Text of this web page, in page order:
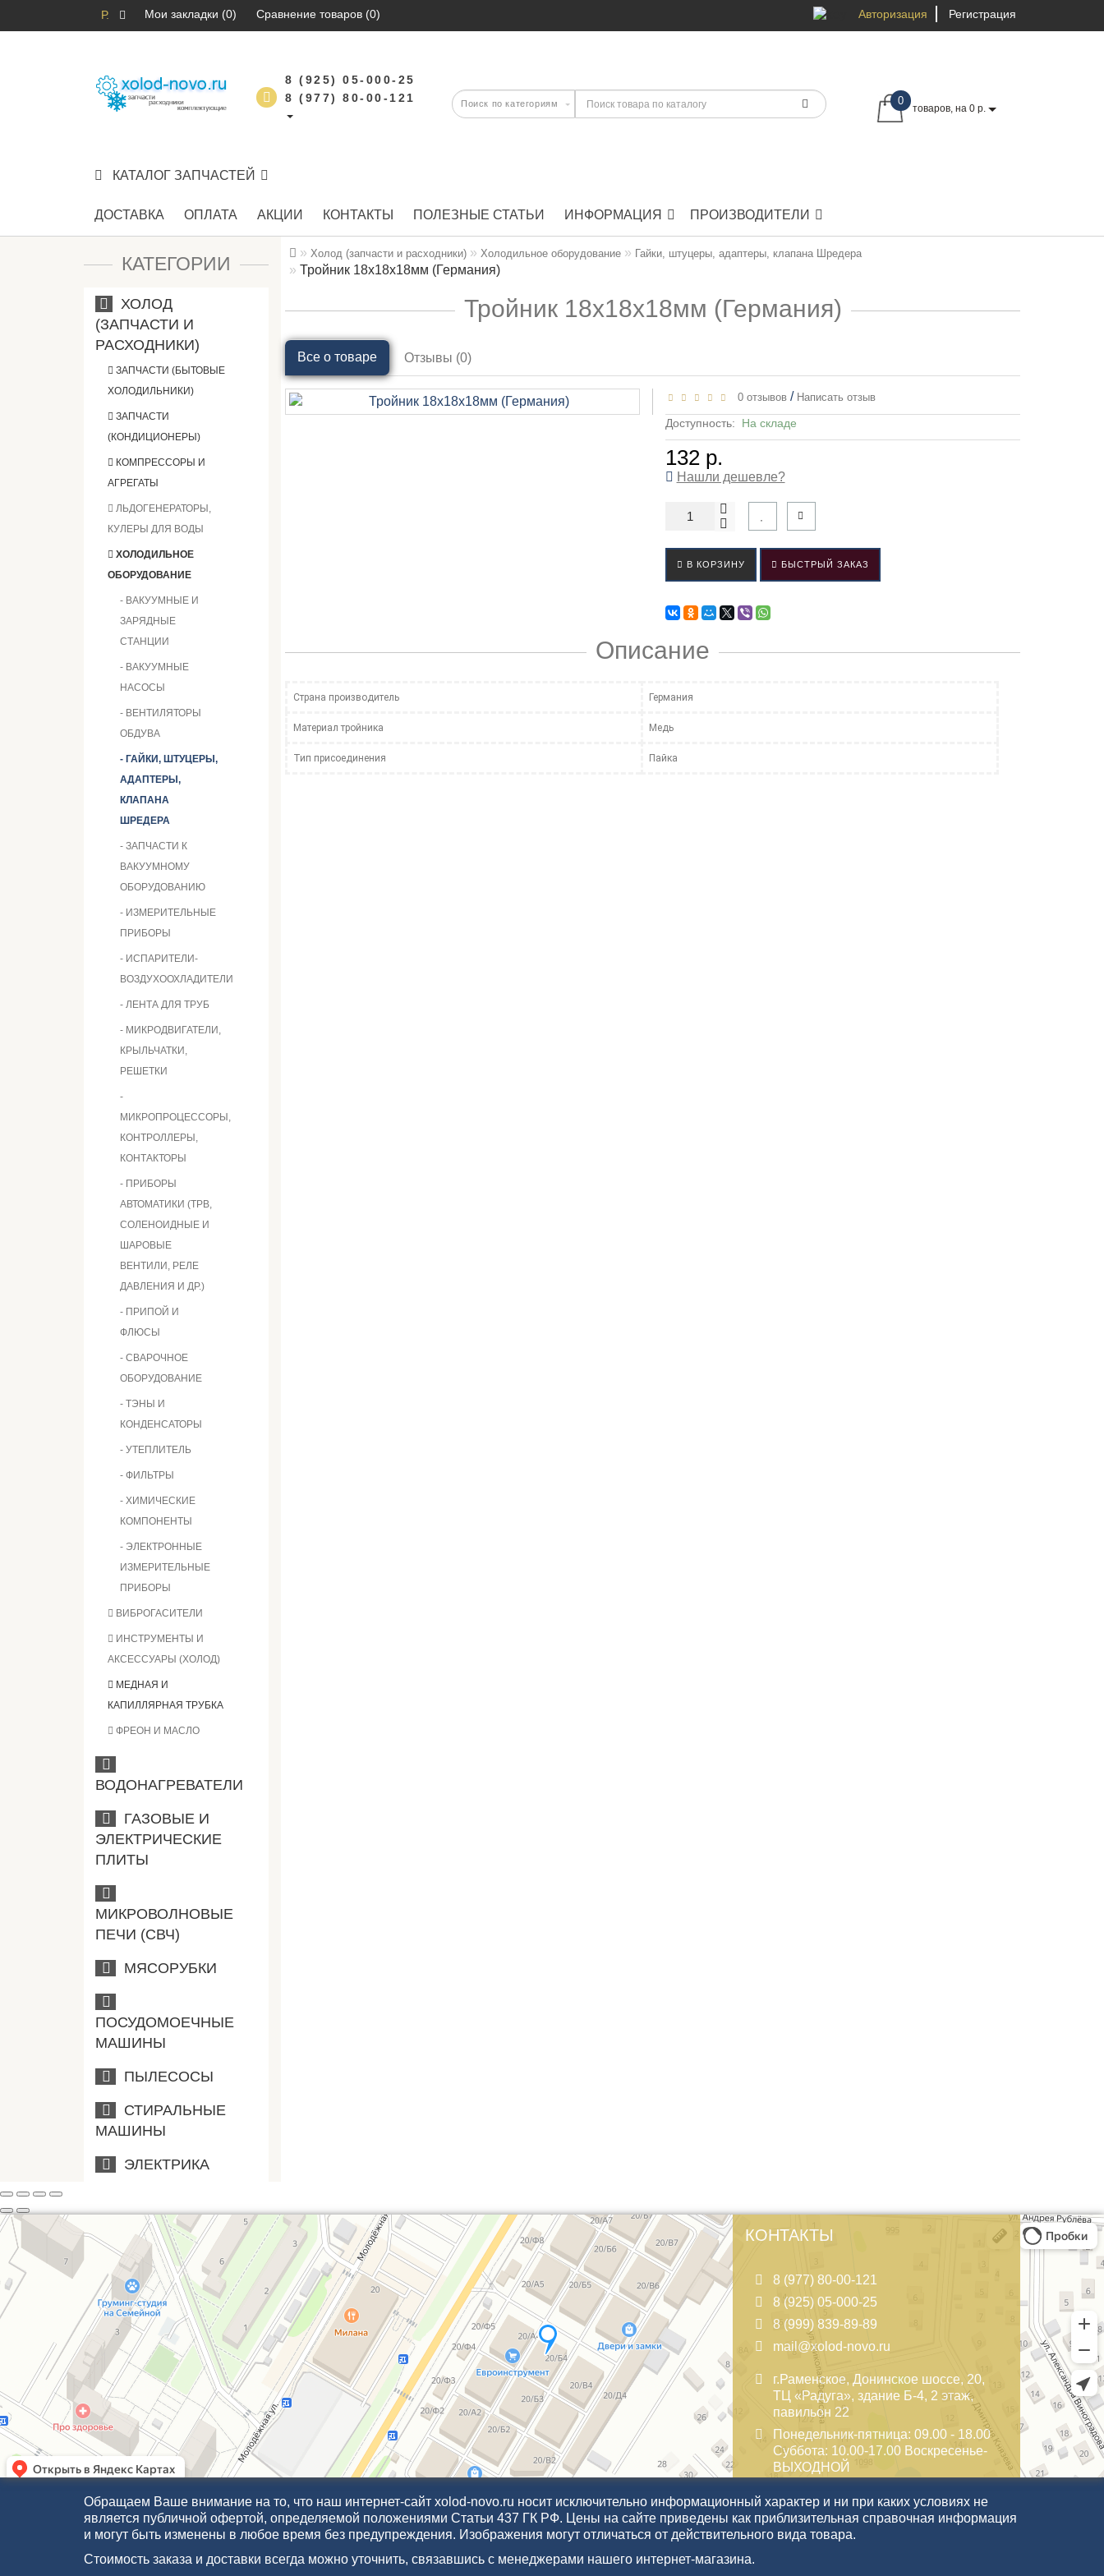
Р. Мои закладки (0) Сравнение товаров (0) Авторизация Регистрация
8 (925) 05-000-25
8 (977) 80-00-121
0
товаров, на 0 р.
КАТАЛОГ ЗАПЧАСТЕЙ
ДОСТАВКА ОПЛАТА АКЦИИ КОНТАКТЫ ПОЛЕЗНЫЕ СТАТЬИ ИНФОРМАЦИЯ ПРОИЗВОДИТЕЛИ
КАТЕГОРИИ
ХОЛОД
(ЗАПЧАСТИ И
РАСХОДНИКИ)
ЗАПЧАСТИ (БЫТОВЫЕ
ХОЛОДИЛЬНИКИ)
ЗАПЧАСТИ
(КОНДИЦИОНЕРЫ)
КОМПРЕССОРЫ И
АГРЕГАТЫ
ЛЬДОГЕНЕРАТОРЫ,
КУЛЕРЫ ДЛЯ ВОДЫ
ХОЛОДИЛЬНОЕ
ОБОРУДОВАНИЕ
- ВАКУУМНЫЕ И
ЗАРЯДНЫЕ
СТАНЦИИ
- ВАКУУМНЫЕ
НАСОСЫ
- ВЕНТИЛЯТОРЫ
ОБДУВА
- ГАЙКИ, ШТУЦЕРЫ,
АДАПТЕРЫ,
КЛАПАНА
ШРЕДЕРА
- ЗАПЧАСТИ К
ВАКУУМНОМУ
ОБОРУДОВАНИЮ
- ИЗМЕРИТЕЛЬНЫЕ
ПРИБОРЫ
- ИСПАРИТЕЛИ-
ВОЗДУХООХЛАДИТЕЛИ
- ЛЕНТА ДЛЯ ТРУБ
- МИКРОДВИГАТЕЛИ,
КРЫЛЬЧАТКИ,
РЕШЕТКИ
-
МИКРОПРОЦЕССОРЫ,
КОНТРОЛЛЕРЫ,
КОНТАКТОРЫ
- ПРИБОРЫ
АВТОМАТИКИ (ТРВ,
СОЛЕНОИДНЫЕ И
ШАРОВЫЕ
ВЕНТИЛИ, РЕЛЕ
ДАВЛЕНИЯ И ДР.)
- ПРИПОЙ И
ФЛЮСЫ
- СВАРОЧНОЕ
ОБОРУДОВАНИЕ
- ТЭНЫ И
КОНДЕНСАТОРЫ
- УТЕПЛИТЕЛЬ
- ФИЛЬТРЫ
- ХИМИЧЕСКИЕ
КОМПОНЕНТЫ
- ЭЛЕКТРОННЫЕ
ИЗМЕРИТЕЛЬНЫЕ
ПРИБОРЫ
ВИБРОГАСИТЕЛИ
ИНСТРУМЕНТЫ И
АКСЕССУАРЫ (ХОЛОД)
МЕДНАЯ И
КАПИЛЛЯРНАЯ ТРУБКА
ФРЕОН И МАСЛО
ВОДОНАГРЕВАТЕЛИ
ГАЗОВЫЕ И
ЭЛЕКТРИЧЕСКИЕ
ПЛИТЫ
МИКРОВОЛНОВЫЕ
ПЕЧИ (СВЧ)
МЯСОРУБКИ
ПОСУДОМОЕЧНЫЕ
МАШИНЫ
ПЫЛЕСОСЫ
СТИРАЛЬНЫЕ
МАШИНЫ
ЭЛЕКТРИКА
Холод (запчасти и расходники) Холодильное оборудование Гайки, штуцеры, адаптеры, клапана Шредера
Тройник 18x18x18мм (Германия)
Тройник 18x18x18мм (Германия)
Все о товаре Отзывы (0)
0 отзывов / Написать отзыв
Доступность: На складе
132 р.
Нашли дешевле?
В КОРЗИНУ БЫСТРЫЙ ЗАКАЗ
Описание
Страна производитель Германия
Материал тройника Медь
Тип присоединения Пайка
КОНТАКТЫ
8 (977) 80-00-121
8 (925) 05-000-25
8 (999) 839-89-89
mail@xolod-novo.ru
г.Раменское, Донинское шоссе, 20,
ТЦ «Радуга», здание Б-4, 2 этаж,
павильон 22
Понедельник-пятница: 09.00 - 18.00
Суббота: 10.00-17.00 Воскресенье-
ВЫХОДНОЙ
Обращаем Ваше внимание на то, что наш интернет-сайт xolod-novo.ru носит исключительно информационный характер и ни при каких условиях не
является публичной офертой, определяемой положениями Статьи 437 ГК РФ. Цены на сайте приведены как приблизительная справочная информация
и могут быть изменены в любое время без предупреждения. Изображения могут отличаться от действительного вида товара.
Стоимость заказа и доставки всегда можно уточнить, связавшись с менеджерами нашего интернет-магазина.